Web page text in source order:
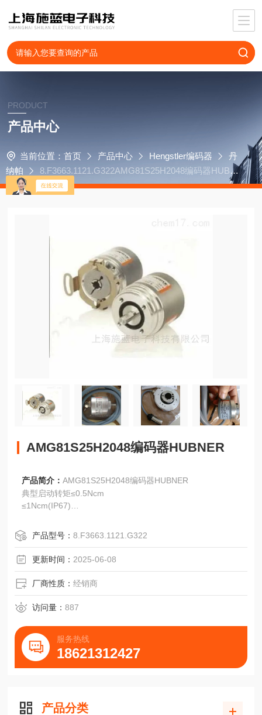
PRODUCT
产品中心
当前位置： 首页 产品中心 Hengstler编码器
丹
纳帕
8.F3663.1121.G322AMG81S25H2048编码器HUBN
ER
AMG81S25H2048编码器HUBNER
产品简介：AMG81S25H2048编码器HUBNER
典型启动转矩≤0.5Ncm
≤1Ncm(IP67)
脉冲数:RI58-O:
1/2/3/4/5/10/15/20/25/30/35/40/45/50/60/64/70/72/80/100/
125/
128/144/150/180/200/230/250/256/300/314/350/360/375/4
500/512/6
产品型号：8.F3663.1121.G322
更新时间： 2025-06-08
厂商性质：经销商
访问量：887
服务热线
18621312427
产品分类